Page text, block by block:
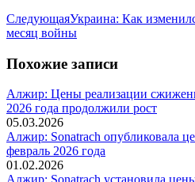
СледующаяСледующая
запись:
Украина: Как
месяц войны
Похожие записи
Алжир: Цены реализации
2026 года продолжили рост
05.03.2026
Алжир: Sonatrach опубликовала
февраль 2026 года
01.02.2026